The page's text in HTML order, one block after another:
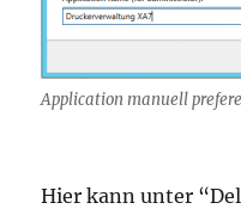
Application manuell
Hier kann unter